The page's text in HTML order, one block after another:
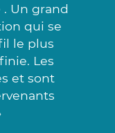
Un grand
qui se
le plus
Les
et sont